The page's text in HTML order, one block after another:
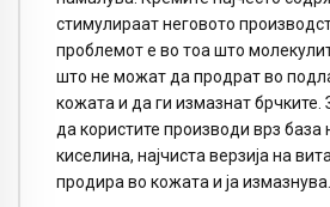
стимулираат неговото
проблемот е во тоа што
што не можат да продрат во
кожата и да ги измазнат брчките.
да користите производи врз
киселина, најчиста верзија на
продира во кожата и ја измазнува.